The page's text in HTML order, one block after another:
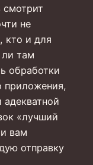
смотрит
не
кто и для
ли там
обработки
приложения,
адекватной
«лучший
вам
отправку